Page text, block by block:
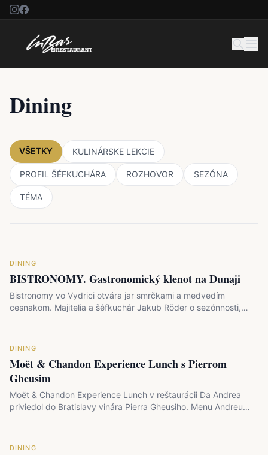
Dining
VŠETKY KULINÁRSKE LEKCIE
PROFIL ŠÉFKUCHÁRA ROZHOVOR SEZÓNA
TÉMA
DINING
BISTRONOMY. Gastronomický klenot na Dunaji
Bistronomy vo Vydrici otvára jar smrčkami a medvedím
cesnakom. Majitelia a šéfkuchár Jakub Röder o sezónnosti,…
DINING
Moët & Chandon Experience Lunch s Pierrom
Gheusim
Moët & Chandon Experience Lunch v reštaurácii Da Andrea
priviedol do Bratislavy vinára Pierra Gheusiho. Menu Andreu
DINING